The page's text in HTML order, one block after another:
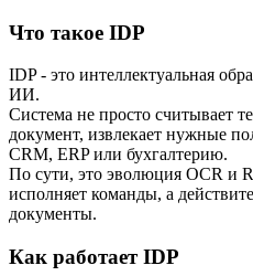
Что такое IDP
IDP - это интеллектуальная
ИИ.
Система не просто считывает
документ, извлекает нужные
CRM, ERP или бухгалтерию.
По сути, это эволюция OCR и
исполняет команды, а
документы.
Как работает IDP